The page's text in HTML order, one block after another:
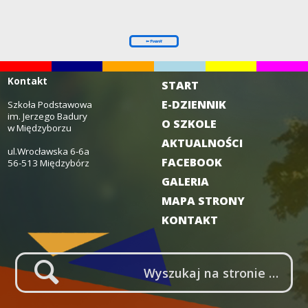
Kontakt
Szkoła Podstawowa
im. Jerzego Badury
w Międzyborzu
ul.Wrocławska 6-6a
56-513 Międzybórz
START
E-DZIENNIK
O SZKOLE
AKTUALNOŚCI
FACEBOOK
GALERIA
MAPA STRONY
KONTAKT
LUPA